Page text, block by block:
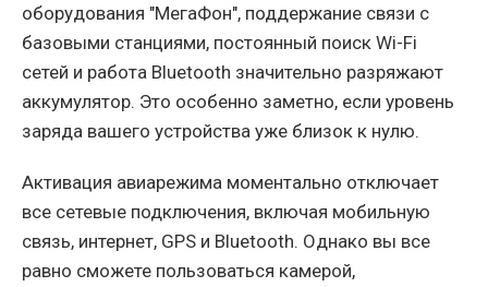
оборудования "МегаФон", поддержание связи с
базовыми станциями, постоянный поиск Wi-Fi
сетей и работа Bluetooth значительно разряжают
аккумулятор. Это особенно заметно, если уровень
заряда вашего устройства уже близок к нулю.
Активация авиарежима моментально отключает
все сетевые подключения, включая мобильную
связь, интернет, GPS и Bluetooth. Однако вы все
равно сможете пользоваться камерой,